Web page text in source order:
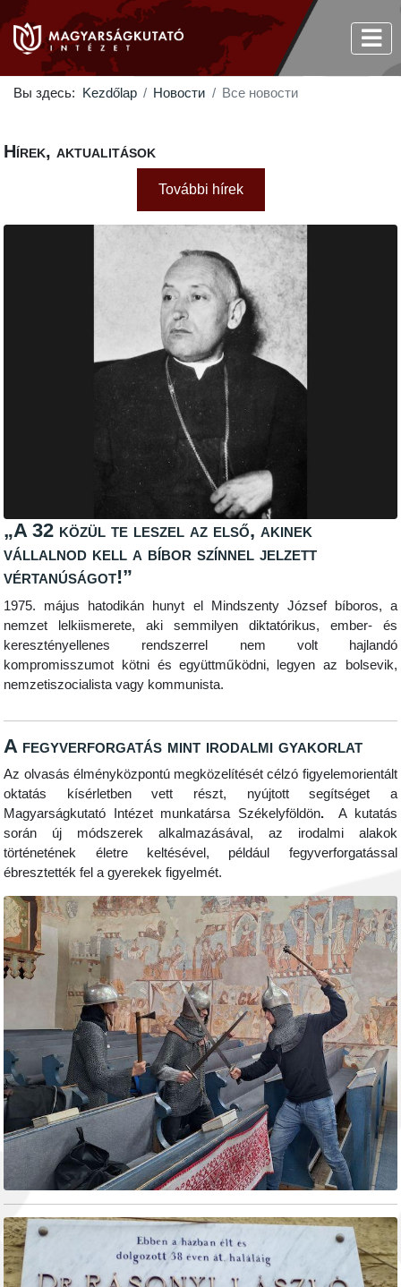
Вы здесь: Kezdőlap Новости Все новости
Hírek, aktualitások
További hírek
„A 32 közül te leszel az első, akinek
vállalnod kell a bíbor színnel jelzett
vértanúságot!”
1975. május hatodikán hunyt el Mindszenty József bíboros, a
nemzet lelkiismerete, aki semmilyen diktatórikus, ember- és
keresztényellenes rendszerrel nem volt hajlandó
kompromisszumot kötni és együttműködni, legyen az bolsevik,
nemzetiszocialista vagy kommunista.
A fegyverforgatás mint irodalmi gyakorlat
Az olvasás élményközpontú megközelítését célzó figyelemorientált
oktatás kísérletben vett részt, nyújtott segítséget a
Magyarságkutató Intézet munkatársa Székelyföldön.
A kutatás
során új módszerek alkalmazásával, az irodalmi alakok
történetének életre keltésével, például fegyverforgatással
ébresztették fel a gyerekek figyelmét.